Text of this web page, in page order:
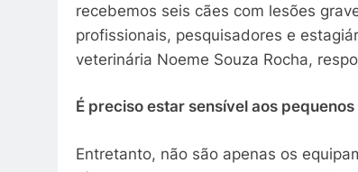
recebemos seis cães com lesões
profissionais, pesquisadores e
veterinária Noeme Souza Rocha,
É preciso estar sensível aos pequenos
Entretanto, não são apenas os